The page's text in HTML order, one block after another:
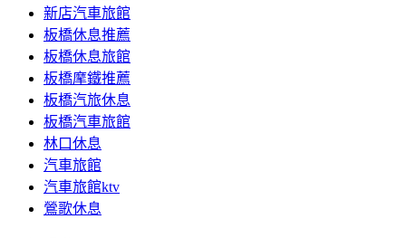
新店汽車旅館
板橋休息推薦
板橋休息旅館
板橋摩鐵推薦
板橋汽旅休息
板橋汽車旅館
林口休息
汽車旅館
汽車旅館ktv
鶯歌休息